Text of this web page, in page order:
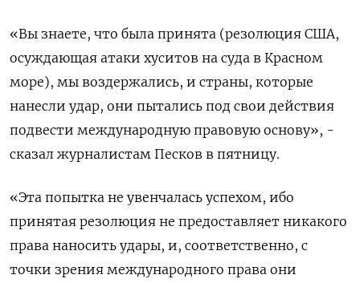
«Вы знаете, что была принята (резолюция США,
осуждающая атаки хуситов на суда в Красном
море), мы воздержались, и страны, которые
нанесли удар, они пытались под свои действия
подвести международную правовую основу», -
сказал журналистам Песков в пятницу.
«Эта попытка не увенчалась успехом, ибо
принятая резолюция не предоставляет никакого
права наносить удары, и, соответственно, с
точки зрения международного права они